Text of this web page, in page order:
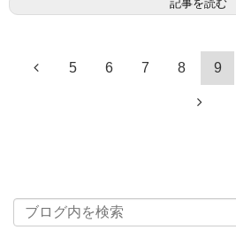
記事を読む
5 6 7 8 9